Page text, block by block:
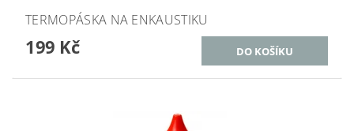
TERMOPÁSKA NA ENKAUSTIKU
199 Kč